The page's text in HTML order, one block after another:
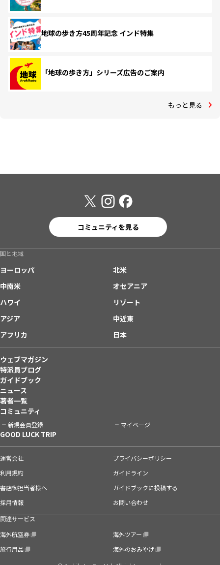
地球の歩き方45周年記念 インド特集
「地球の歩き方」シリーズ広告のご案内
もっと見る
コミュニティを見る
国と地域
ヨーロッパ
北米
中南米
オセアニア
ハワイ
リゾート
アジア
中近東
アフリカ
日本
ウェブマガジン
特派員ブログ
ガイドブック
ニュース
著者一覧
コミュニティ
新規会員登録 マイページ
GOOD LUCK TRIP
運営会社
プライバシーポリシー
利用規約
ガイドライン
書店御担当者様へ
ガイドブックに投稿する
採用情報
お問い合わせ
関連サービス
海外航空券
海外ツアー
旅行用品
海外のおみやげ